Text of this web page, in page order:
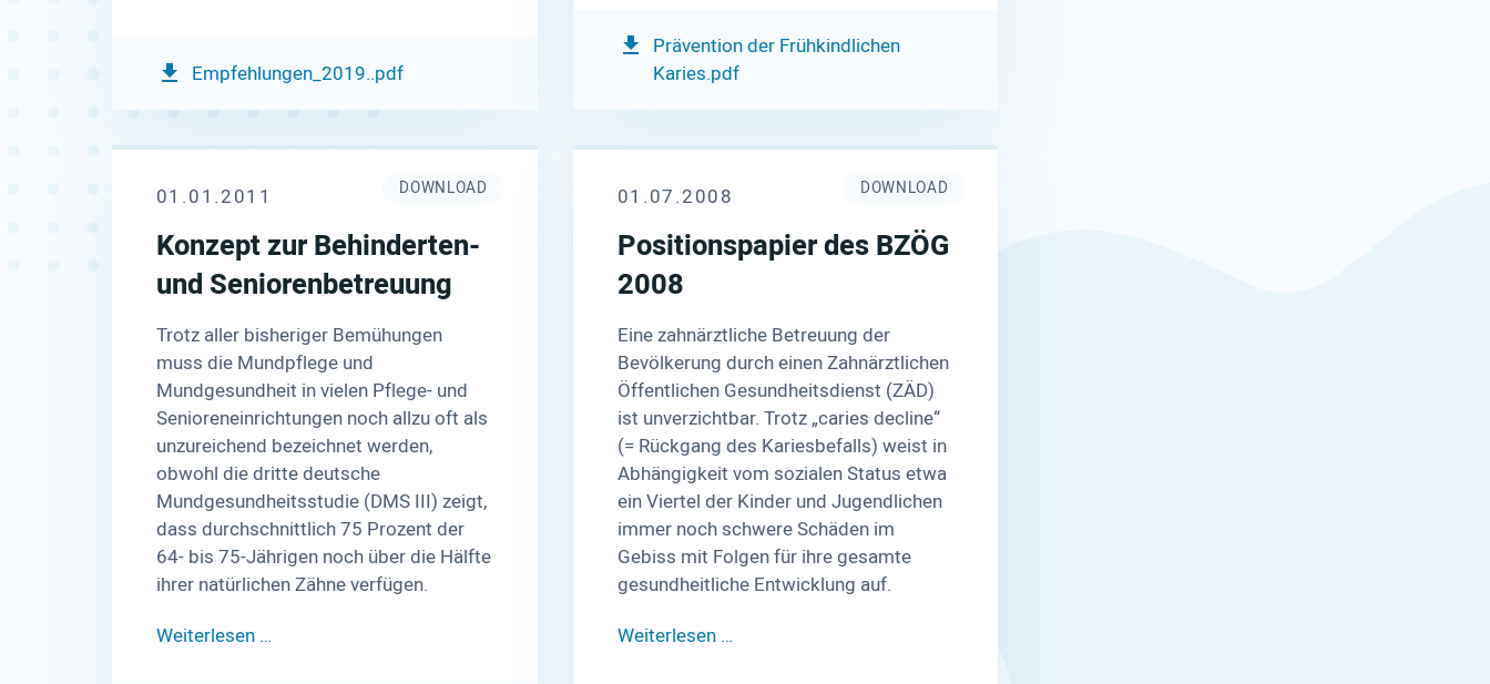
Empfehlungen_2019..pdf
Prävention der Frühkindlichen
Karies.pdf
DOWNLOAD
01.01.2011
Konzept zur Behinderten-
und Seniorenbetreuung
Trotz aller bisheriger Bemühungen
muss die Mundpflege und
Mundgesundheit in vielen Pflege- und
Senioreneinrichtungen noch allzu oft als
unzureichend bezeichnet werden,
obwohl die dritte deutsche
Mundgesundheitsstudie (DMS III) zeigt,
dass durchschnittlich 75 Prozent der
64- bis 75-Jährigen noch über die Hälfte
ihrer natürlichen Zähne verfügen.
Weiterlesen …
DOWNLOAD
01.07.2008
Positionspapier des BZÖG
2008
Eine zahnärztliche Betreuung der
Bevölkerung durch einen Zahnärztlichen
Öffentlichen Gesundheitsdienst (ZÄD)
ist unverzichtbar. Trotz „caries decline“
(= Rückgang des Kariesbefalls) weist in
Abhängigkeit vom sozialen Status etwa
ein Viertel der Kinder und Jugendlichen
immer noch schwere Schäden im
Gebiss mit Folgen für ihre gesamte
gesundheitliche Entwicklung auf.
Weiterlesen …